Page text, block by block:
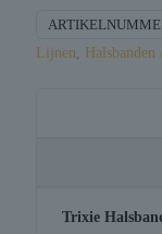
Lijnen
Trixie